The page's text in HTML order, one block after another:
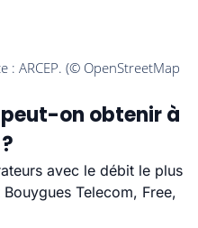
on obtenir à
avec le débit le plus
Telecom, Free,